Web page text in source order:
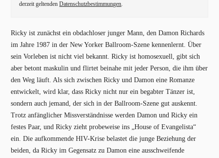
derzeit geltendenDatenschutzbestimmungen.
Ricky ist zunächst ein obdachloser junger Mann, den Damon Richards
im Jahre 1987 in der New Yorker Ballroom-Szene kennenlernt. Über
sein Vorleben ist nicht viel bekannt. Ricky ist homosexuell, gibt sich
aber betont maskulin und flirtet beinahe mit jeder Person, die ihm über
den Weg läuft. Als sich zwischen Ricky und Damon eine Romanze
entwickelt, wird klar, dass Ricky nicht nur ein begabter Tänzer ist,
sondern auch jemand, der sich in der Ballroom-Szene gut auskennt.
Trotz anfänglicher Missverständnisse werden Damon und Ricky ein
festes Paar, und Ricky zieht probeweise ins „House of Evangelista“
ein. Die aufkommende HIV-Krise belastet die junge Beziehung der
beiden, da Ricky im Gegensatz zu Damon eine ausschweifende